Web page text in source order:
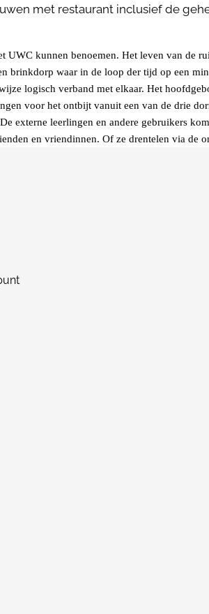
met restaurant inclusief de
kunnen benoemen. Het leven van de
brinkdorp waar in de loop der tijd op een
logisch verband met elkaar. Het
voor het ontbijt vanuit een van de drie
externe leerlingen en andere gebruikers
en vriendinnen. Of ze drentelen via de